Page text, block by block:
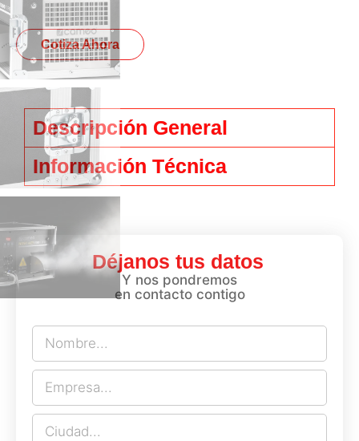
Cotiza Ahora
Descripción General
Información Técnica
Déjanos tus datos
Y nos pondremos
en contacto contigo